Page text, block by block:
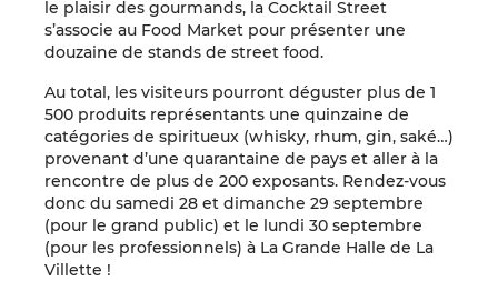
le plaisir des gourmands, la Cocktail Street
s’associe au Food Market pour présenter une
douzaine de stands de street food.
Au total, les visiteurs pourront déguster plus de 1
500 produits représentants une quinzaine de
catégories de spiritueux (whisky, rhum, gin, saké…)
provenant d’une quarantaine de pays et aller à la
rencontre de plus de 200 exposants. Rendez-vous
donc du samedi 28 et dimanche 29 septembre
(pour le grand public) et le lundi 30 septembre
(pour les professionnels) à La Grande Halle de La
Villette !